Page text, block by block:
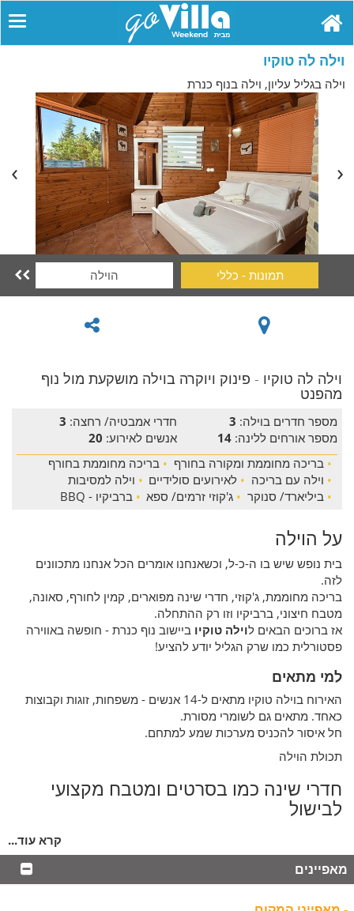
וילה לה טוקיו
וילה בגליל עליון, וילה בנוף כנרת
תמונות - כללי הוילה 
וילה לה טוקיו - פינוק ויוקרה בוילה מושקעת מול נוף
מהפנט
מספר חדרים בוילה: 3 חדרי אמבטיה/ רחצה: 3
מספר אורחים ללינה: 14 אנשים לאירוע: 20
• בריכה מחוממת ומקורה בחורף • בריכה מחוממת בחורף
• וילה עם בריכה • לאירועים סולידיים • וילה למסיבות
• ביליארד/ סנוקר • ג'קוזי זרמים/ ספא • ברביקיו - BBQ
על הוילה
בית נופש שיש בו ה-כ-ל, וכשאנחנו אומרים הכל אנחנו מתכוונים
לזה.
בריכה מחוממת, ג'קוזי, חדרי שינה מפוארים, קמין לחורף, סאונה,
מטבח חיצוני, ברביקיו וזו רק ההתחלה.
אז ברוכים הבאים לוילה טוקיו ביישוב נוף כנרת - חופשה באווירה
פסטורלית כמו שרק הגליל יודע להציע!
למי מתאים
האירוח בוילה טוקיו מתאים ל-14 אנשים - משפחות, זוגות וקבוצות
כאחד. מתאים גם לשומרי מסורת.
חל איסור להכניס מערכות שמע למתחם.
תכולת הוילה
חדרי שינה כמו בסרטים ומטבח מקצועי
לבישול
בכל חדר שינה מחכה לכם מיטה זוגית גדולה ואיכותית, מסך
טלוויזיה בכבלים, ארון בגדים וחדר רחצה עם תחליבי אמבט ומגבות.
בוילה פינת אוכל משפחתית, סלון מסוגנן עם מערכת ישיבה ומסך
צפייה נוסף, קמין מפנק לימי החורף ומטבח עם מקרר, כיריים, תנור
קרא עוד...
מאפיינים